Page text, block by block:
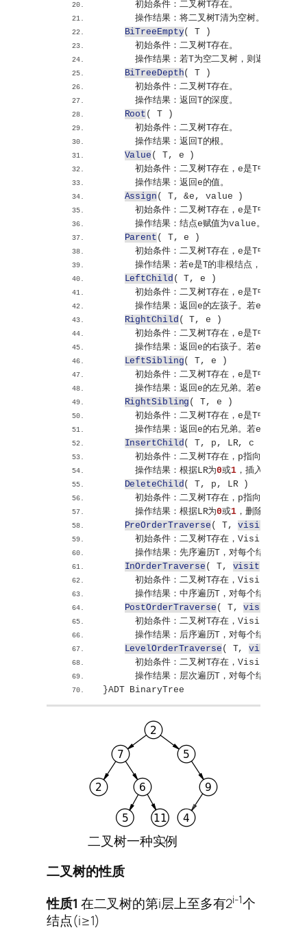
      初始条件：二叉树T存在。
      操作结果：将二叉树T清为空树。
BiTreeEmpty( T
)
      初始条件：二叉树T存在。
      操作结果：若T为空二叉树，则返回
BiTreeDepth( T
)
      初始条件：二叉树T存在。
      操作结果：返回T的深度。
Root ( T
)
      初始条件：二叉树T存在。
      操作结果：返回T的根。
Value ( T, e
)
初始条件：二叉树T存在，e是T中某个结点
      操作结果：返回e的值。
Assign ( T, &e, value
)
初始条件：二叉树T存在，e是T中某个结点
      操作结果：结点e赋值为value。
Parent ( T, e
)
初始条件：二叉树T存在，e是T中某个结点
操作结果：若e是T的非根结点，则返回它
LeftChild ( T, e
)
初始条件：二叉树T存在，e是T中某个结点
操作结果：返回e的左孩子。若e无左孩子
RightChild ( T, e
)
初始条件：二叉树T存在，e是T中某个结点
操作结果：返回e的右孩子。若e无右孩子
LeftSibling( T, e
)
初始条件：二叉树T存在，e是T中某个结点
操作结果：返回e的左兄弟。若e是T的左孩
RightSibling ( T, e
)
初始条件：二叉树T存在，e是T中某个结点
操作结果：返回e的右兄弟。若e是T的右孩
InsertChild ( T, p, LR, c
初始条件：二叉树T存在，p指向T中某个结
      操作结果：根据LR为
0或1 ，插入c为T中p
DeleteChild ( T, p, LR
)
初始条件：二叉树T存在，p指向T中某个结
      操作结果：根据LR为
0或1 ，删除T中p所指
PreOrderTraverse ( T, visit
初始条件：二叉树T存在，Visit是对结点
操作结果：先序遍历T，对每个结点调用函
InOrderTraverse ( T, visit
初始条件：二叉树T存在，Visit是对结点
操作结果：中序遍历T，对每个结点调用函
PostOrderTraverse ( T, visit
初始条件：二叉树T存在，Visit是对结点
操作结果：后序遍历T，对每个结点调用函
LevelOrderTraverse ( T, visit
初始条件：二叉树T存在，Visit是对结点
操作结果：层次遍历T，对每个结点调用函
}ADT BinaryTree
二叉树一种实例
二叉树的性质
性质1 在二叉树的第i层上至多有2i-1个
结点(i≥1)